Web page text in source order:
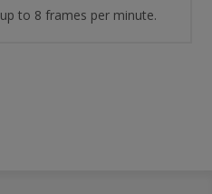
to 8 frames per minute.